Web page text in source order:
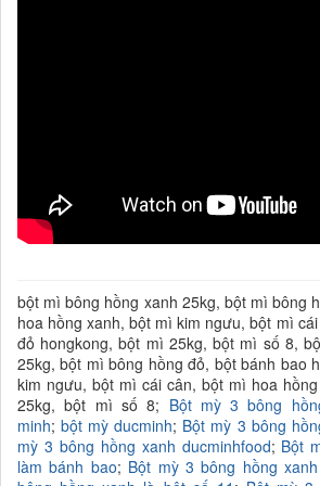
bột mì bông hồng xanh 25kg, bột mì bông
hoa hồng xanh, bột mì kim ngưu, bột mì
đỏ hongkong, bột mì 25kg, bột mì số 8,
25kg, bột mì bông hồng đỏ, bột bánh bao
kim ngưu, bột mì cái cân, bột mì hoa
25kg, bột mì số 8; Bột mỳ 3 bông
minh;bột mỳ ducminh; Bột mỳ 3 bông
mỳ 3 bông hồng xanh ducminhfood; Bột
làm bánh bao; Bột mỳ 3 bông hồng